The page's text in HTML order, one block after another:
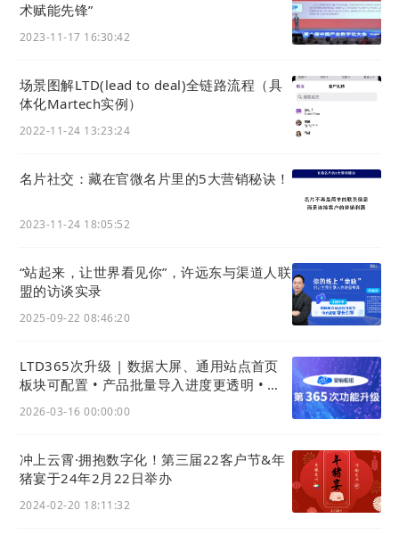
式。
值、有吸引力的内容，TO B企业能够吸引潜在客
户的注意力，并建立起信任和专业形象。TO B企
业可以通过业务知识、常见问题、案例等形式，
足潜在客户找信息的需求。通过生意表达与潜在
客户建立链接，TO B企业可以积累大量的种子用
户，由负责线索管理的SDR培育孵化转化潜在线
例如，营销枢纽系统可以通过各种新媒体平台，
如公众号、直播、短视频等，发布高质量内容，
术赋能先锋”
2023-11-17 16:30:42
场景图解LTD(lead to deal)全链路流程（具
体化Martech实例）
2022-11-24 13:23:24
名片社交：藏在官微名片里的5大营销秘诀！
2023-11-24 18:05:52
“站起来，让世界看见你”，许远东与渠道人联
盟的访谈实录
2025-09-22 08:46:20
LTD365次升级 | 数据大屏、通用站点首页
板块可配置 • 产品批量导入进度更透明 • 安
2026-03-16 00:00:00
冲上云霄·拥抱数字化！第三届22客户节&年
猪宴于24年2月22日举办
2024-02-20 18:11:32